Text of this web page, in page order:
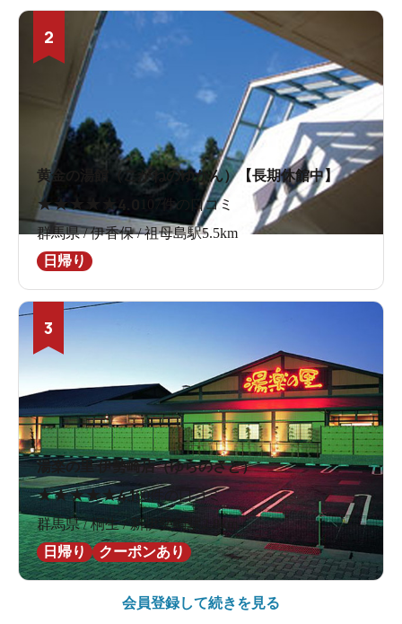
2
黄金の湯館（こがねのゆかん）【長期休館中】
★★★ ★ ★4.0
107件の口コミ
群馬県 / 伊香保 / 祖母島駅5.5km
日帰り
3
湯楽の里 伊勢崎店（ゆらのさと）
★★★★★4.180件の口コミ
群馬県 / 桐生 / 新伊勢崎駅2.8km
日帰り
クーポンあり
会員登録して続きを見る